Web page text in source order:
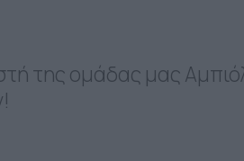
της ομάδας μας